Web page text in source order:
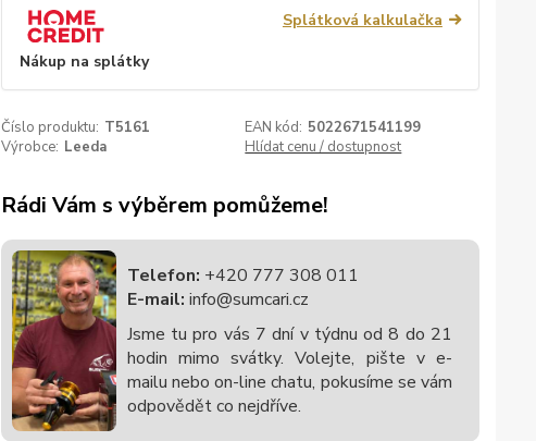
Splátková kalkulačka
Nákup na splátky
Číslo produktu: T5161 EAN kód: 5022671541199
Výrobce: Leeda Hlídat cenu / dostupnost
Rádi Vám s výběrem pomůžeme!
Telefon: +420 777 308 011
E-mail: info@sumcari.cz
Jsme tu pro vás 7 dní v týdnu od 8 do 21
hodin mimo svátky. Volejte, pište v e-
mailu nebo on-line chatu, pokusíme se vám
odpovědět co nejdříve.